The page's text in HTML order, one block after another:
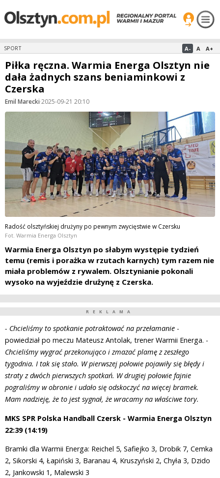
SPORT A- A A+
Piłka ręczna. Warmia Energa Olsztyn nie
dała żadnych szans beniaminkowi z
Czerska
Emil Marecki·2025-09-21 20:10
Radość olsztyńskiej drużyny po pewnym zwycięstwie w Czersku
Fot. Warmia Energa Olsztyn
Warmia Energa Olsztyn po słabym występie tydzień
temu (remis i porażka w rzutach karnych) tym razem nie
miała problemów z rywalem. Olsztynianie pokonali
wysoko na wyjeździe drużynę z Czerska.
REKLAMA
- Chcieliśmy to spotkanie potraktować na przełamanie -
powiedział po meczu Mateusz Antolak, trener Warmii Energa. -
Chcieliśmy wygrać przekonująco i zmazać plamę z zeszłego
tygodnia. I tak się stało. W pierwszej połowie pojawiły się błędy i
straty z dwóch pierwszych spotkań. W drugiej połowie fajnie
pograliśmy w obronie i udało się odskoczyć na więcej bramek.
Mam nadzieję, że to jest sygnał, że wracamy na właściwe tory.
MKS SPR Polska Handball Czersk - Warmia Energa Olsztyn
22:39 (14:19)
Bramki dla Warmii Energa: Reichel 5, Safiejko 3, Drobik 7, Cemka
2, Sikorski 4, Łapiński 3, Baranau 4, Kruszyński 2, Chyła 3, Dzido
2, Jankowski 1, Malewski 3